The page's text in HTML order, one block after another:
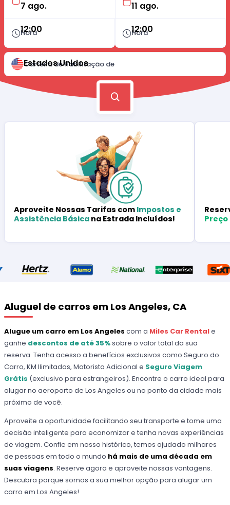
Hora
12:00 Hora
12:00
Carteira de Habilitação de
Estados Unidos
Aproveite Nossas Tarifas com Impostos e
Assistência Básica na Estrada Incluídos!
Preço
Aluguel de carros em Los Angeles, CA
Alugue um carro em Los Angeles com a Miles Car Rentale
ganhe descontos de até 35%sobre o valor total da sua
reserva. Tenha acesso a benefícios exclusivos como Seguro do
Carro, KM Ilimitados, Motorista Adicional e Seguro Viagem
Grátis (exclusivo para estrangeiros). Encontre o carro ideal para
alugar no aeroporto de Los Angeles ou no ponto da cidade mais
próximo de você.
Aproveite a oportunidade facilitando seu transporte e tome uma
decisão inteligente para economizar e tenha novas experiências
de viagem. Confie em nosso histórico, temos ajudado milhares
de pessoas em todo o mundo há mais de uma década em
suas viagens. Reserve agora e aproveite nossas vantagens.
Descubra porque somos a sua melhor opção para alugar um
carro em Los Angeles!